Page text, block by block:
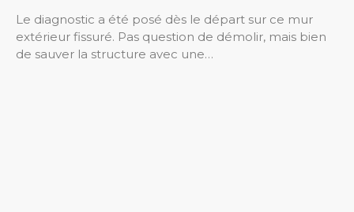
Le diagnostic a été posé dès le départ sur ce mur
extérieur fissuré. Pas question de démolir, mais bien
de sauver la structure avec une…